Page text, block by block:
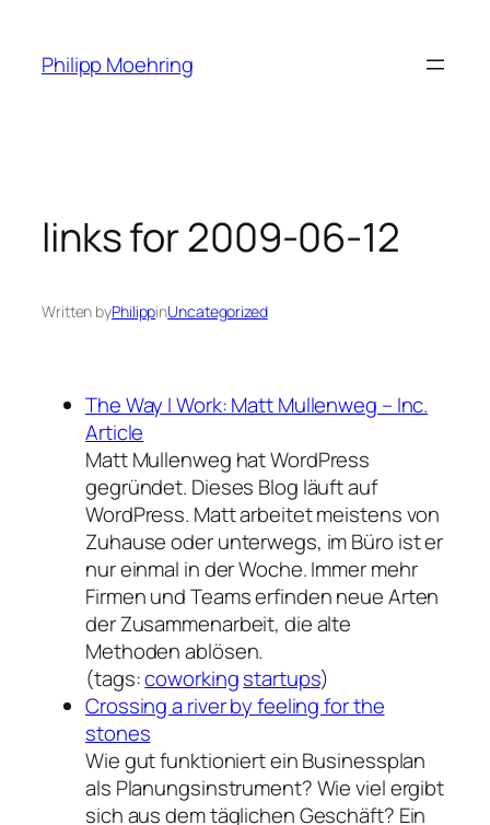
content
Philipp Moehring
links for 2009-06-12
Written byPhilippinUncategorized
The Way I Work: Matt Mullenweg – Inc.
Article
Matt Mullenweg hat WordPress
gegründet. Dieses Blog läuft auf
WordPress. Matt arbeitet meistens von
Zuhause oder unterwegs, im Büro ist er
nur einmal in der Woche. Immer mehr
Firmen und Teams erfinden neue Arten
der Zusammenarbeit, die alte
Methoden ablösen.
(tags:coworkingstartups)
Crossing a river by feeling for the
stones
Wie gut funktioniert ein Businessplan
als Planungsinstrument? Wie viel ergibt
sich aus dem täglichen Geschäft? Ein